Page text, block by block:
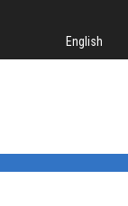
Sélectionnez
English